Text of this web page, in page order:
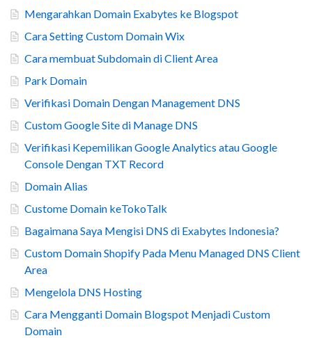
Mengarahkan Domain Exabytes ke Blogspot
Cara Setting Custom Domain Wix
Cara membuat Subdomain di Client Area
Park Domain
Verifikasi Domain Dengan Management DNS
Custom Google Site di Manage DNS
Verifikasi Kepemilikan Google Analytics atau Google
Console Dengan TXT Record
Domain Alias
Custome Domain keTokoTalk
Bagaimana Saya Mengisi DNS di Exabytes Indonesia?
Custom Domain Shopify Pada Menu Managed DNS Client
Area
Mengelola DNS Hosting
Cara Mengganti Domain Blogspot Menjadi Custom
Domain